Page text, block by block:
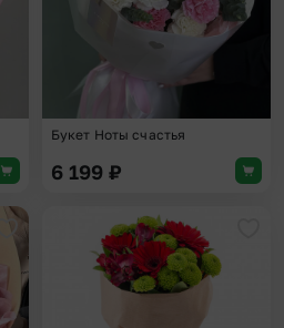
Букет Ноты счастья
6 199 ₽
Добавить в избранное